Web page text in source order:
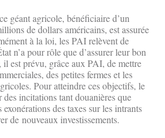
géant agricole, bénéficiaire d’un
de dollars américains, est assurée
à la loi, les PAI relèvent de
n’a pour rôle que d’assurer leur bon
est prévu, grâce aux PAI, de mettre
des petites fermes et les
Pour atteindre ces objectifs, le
des incitations tant douanières que
des taxes sur les intrants
de nouveaux investissements.